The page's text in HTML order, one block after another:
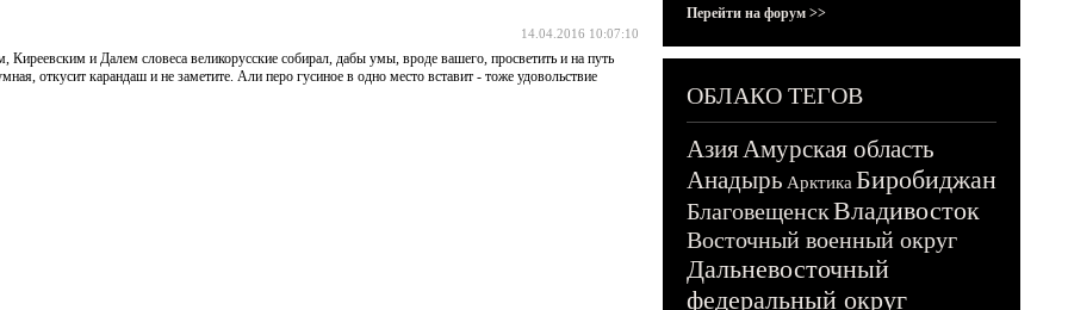
14.04.2016 10:07:10
и Далем словеса великорусские собирал, дабы умы, вроде вашего, просветить и на путь
откусит карандаш и не заметите. Али перо гусиное в одно место вставит - тоже удовольствие
Перейти на форум >>
ОБЛАКО ТЕГОВ
АзияАмурская область
Анадырь Арктика Биробиджан
БлаговещенскВладивосток
Восточный военный округ
Дальневосточный
федеральный округ